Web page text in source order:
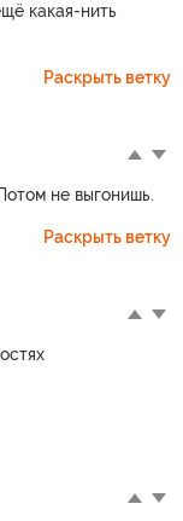
какая-нить
Раскрыть ветку
не выгонишь.
Раскрыть ветку